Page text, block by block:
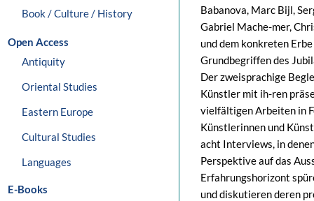
Book / Culture / History
Open Access
Antiquity
Oriental Studies
Eastern Europe
Cultural Studies
Languages
E-Books
Babanova, Marc Bijl,
Gabriel Mache-mer,
und dem konkreten
Grundbegriffen des
Der zweisprachige
Künstler mit ih-ren
vielfältigen Arbeiten in
Künstlerinnen und
acht Interviews, in
Perspektive auf das
Erfahrungshorizont
und diskutieren deren